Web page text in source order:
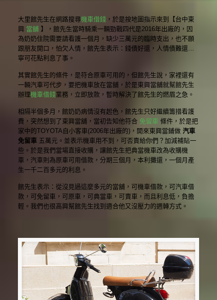
大里館先生在網路搜尋機車借錢 ，於是按地圖指示來到【台中東
興 當舖 】，館先生當時騎乘一輛勁戰四代是2016年出廠的，因
為奶奶住院需要請看護一個月，缺少三萬元的臨時支出，也不願
跟朋友開口，怕欠人情，館先生表示：錢債好還，人情債難還…
寧可花點利息了事。
其實館先生的條件，是符合原車可用的，但館先生說，家裡還有
一輛汽車可代步，要把機車放在當舖，於是東興當舖就幫館先生
辦理機車借錢業務，立即放款，暫時解決了館先生的燃眉之急。
相隔半個多月，館奶奶病情沒有起色，館先生只好繼續籌措看護
費，突然想到了東興當舖，當初告知他符合 免留車條件，於是把
家中的TOYOTA自小客車(2006年出廠的)，開來東興當鋪做 汽車
免留車 五萬元。並表示機車用不到，可否賣給你們？加減補貼一
些。於是我們當場直接收購，讓館先生把典當機車改為收購機
車，汽車則為原車可用借款，分期三個月，本利攤還，一個月產
生一千二百多元的利息。
館先生表示：從沒見過這麼多元的當舖，可機車借款，可汽車借
款，可免留車，可原車，可典當車，可賣車，而且利息低，負擔
輕。我們也很高興幫館先生找到適合他又沒壓力的週轉方式。